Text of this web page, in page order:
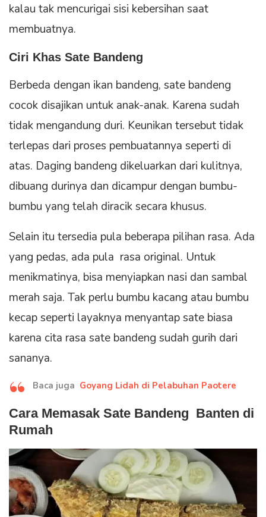
kalau tak mencurigai sisi kebersihan saat
membuatnya.
Ciri Khas Sate Bandeng
Berbeda dengan ikan bandeng, sate bandeng
cocok disajikan untuk anak-anak. Karena sudah
tidak mengandung duri. Keunikan tersebut tidak
terlepas dari proses pembuatannya seperti di
atas. Daging bandeng dikeluarkan dari kulitnya,
dibuang durinya dan dicampur dengan bumbu-
bumbu yang telah diracik secara khusus.
Selain itu tersedia pula beberapa pilihan rasa. Ada
yang pedas, ada pula rasa original. Untuk
menikmatinya, bisa menyiapkan nasi dan sambal
merah saja. Tak perlu bumbu kacang atau bumbu
kecap seperti layaknya menyantap sate biasa
karena cita rasa sate bandeng sudah gurih dari
sananya.
Baca juga Goyang Lidah di Pelabuhan Paotere
Cara Memasak Sate Bandeng Banten di
Rumah